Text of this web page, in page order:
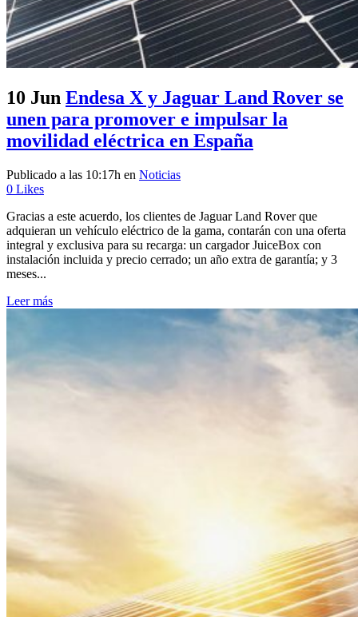
10 Jun Endesa X y Jaguar Land Rover se
unen para promover e impulsar la
movilidad eléctrica en España
Publicado a las 10:17h en Noticias
0 Likes
Gracias a este acuerdo, los clientes de Jaguar Land Rover que
adquieran un vehículo eléctrico de la gama, contarán con una oferta
integral y exclusiva para su recarga: un cargador JuiceBox con
instalación incluida y precio cerrado; un año extra de garantía; y 3
meses...
Leer más